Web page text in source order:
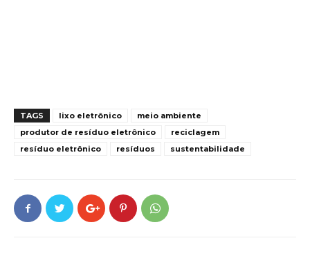
TAGS lixo eletrônico
meio ambiente
produtor de resíduo eletrônico
reciclagem
resíduo eletrônico
resíduos sustentabilidade